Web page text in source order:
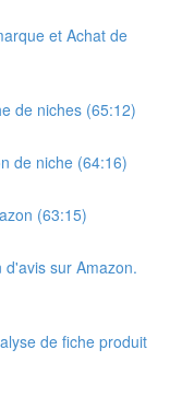
et Achat de
de niches (65:12)
de niche (64:16)
(63:15)
sur Amazon.
de fiche produit